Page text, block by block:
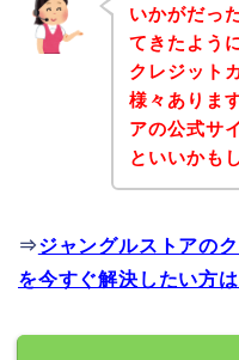
いかがだっ
てきたよう
クレジット
様々ありま
アの公式サ
といいかも
⇒ジャングルストアの
を今すぐ解決したい方